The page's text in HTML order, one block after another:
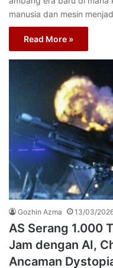
manusia dan mesin
Read More »
Gozhin Azma 13/03/
AS Serang 1.000
Jam dengan AI,
Ancaman